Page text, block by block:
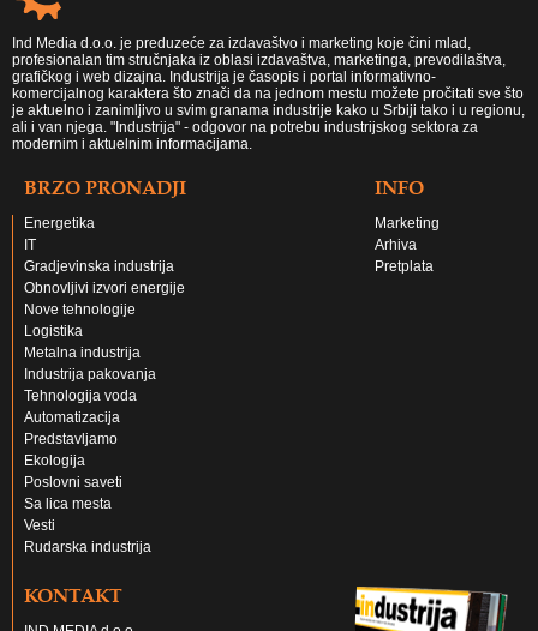
Ind Media d.o.o. je preduzeće za izdavaštvo i marketing koje čini mlad,
profesionalan tim stručnjaka iz oblasi izdavaštva, marketinga, prevodilaštva,
grafičkog i web dizajna. Industrija je časopis i portal informativno-
komercijalnog karaktera što znači da na jednom mestu možete pročitati sve što
je aktuelno i zanimljivo u svim granama industrije kako u Srbiji tako i u regionu,
ali i van njega. "Industrija" - odgovor na potrebu industrijskog sektora za
modernim i aktuelnim informacijama.
BRZO PRONADJI
Energetika
IT
Gradjevinska industrija
Obnovljivi izvori energije
Nove tehnologije
Logistika
Metalna industrija
Industrija pakovanja
Tehnologija voda
Automatizacija
Predstavljamo
Ekologija
Poslovni saveti
Sa lica mesta
Vesti
Rudarska industrija
INFO
Marketing
Arhiva
Pretplata
KONTAKT